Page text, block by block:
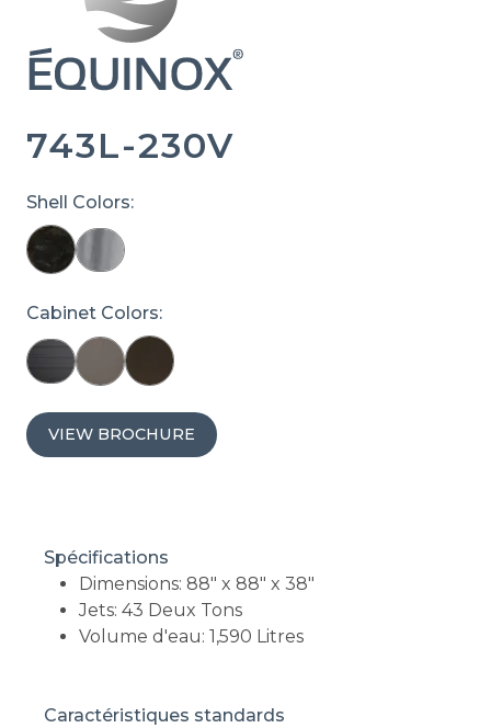
743L-230V
Shell Colors:
Cabinet Colors:
VIEW BROCHURE
Spécifications
Dimensions: 88" x 88" x 38"
Jets: 43 Deux Tons
Volume d'eau: 1,590 Litres
Caractéristiques standards